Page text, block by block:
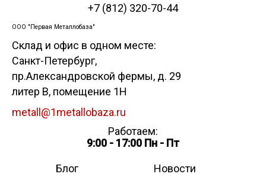
+7 (812) 320-70-44
ООО "Первая Металлобаза"
Склад и офис в одном месте:
Санкт-Петербург,
пр.Александровской фермы, д. 29
литер В, помещение 1Н
metall@1metallobaza.ru
Работаем:
9:00 - 17:00 Пн - Пт
Блог Новости